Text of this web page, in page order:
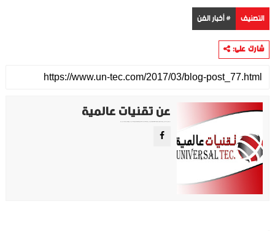
التصنيف # أخبار الفن
شارك على:
عن تقنيات عالمية